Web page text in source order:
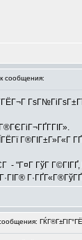
сообщения:
Г®ГІГ±Г»Г«Г
- "Г¤Г ГўГ